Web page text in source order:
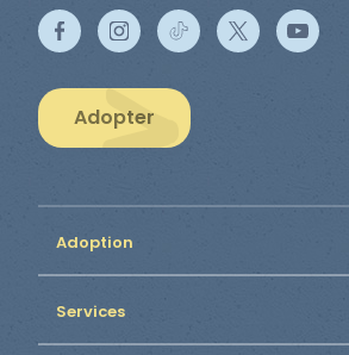
Adopter
Adoption
Services